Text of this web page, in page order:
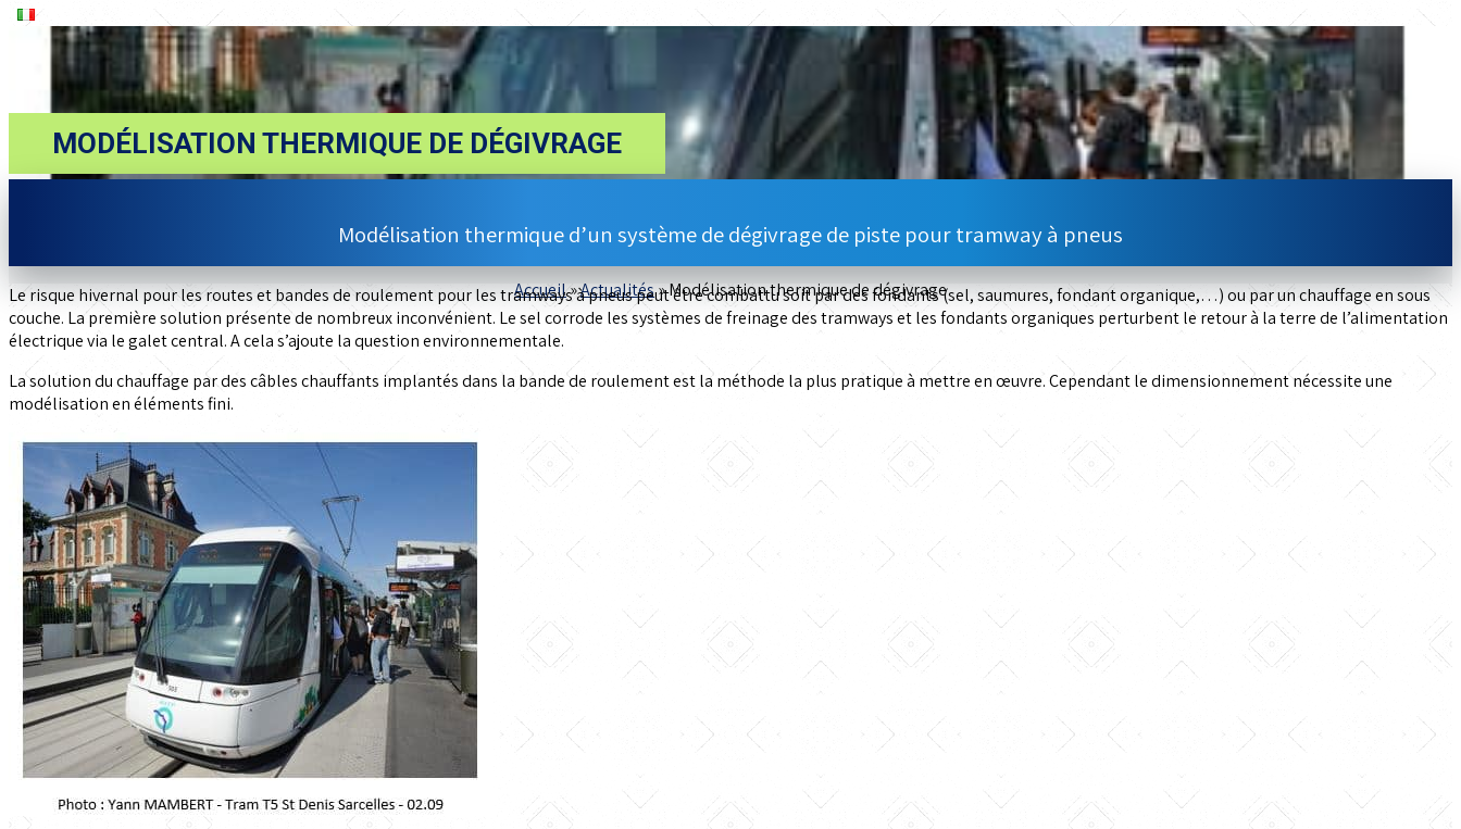
MODÉLISATION THERMIQUE DE DÉGIVRAGE
Accueil»Actualités»Modélisation thermique de dégivrage
Modélisation thermique d’un système de dégivrage de piste pour tramway à pneus
Le risque hivernal pour les routes et bandes de roulement pour les tramways à pneus peut être combattu soit par des fondants (sel, saumures, fondant organique,…) ou par un chauffage en sous
couche. La première solution présente de nombreux inconvénient. Le sel corrode les systèmes de freinage des tramways et les fondants organiques perturbent le retour à la terre de l’alimentation
électrique via le galet central. A cela s’ajoute la question environnementale.
La solution du chauffage par des câbles chauffants implantés dans la bande de roulement est la méthode la plus pratique à mettre en œuvre. Cependant le dimensionnement nécessite une
modélisation en éléments fini.